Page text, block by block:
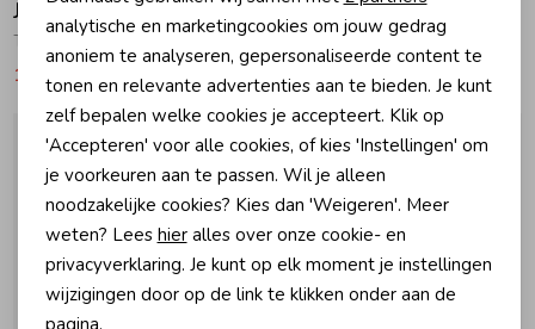
Jubel
T-shirt AOP - Lazy Lagoon 180 Fuchsia
10,99
Jubel
9,99 19,99
Marketing cookies
analytische en marketingcookies om jouw gedrag
anoniem te analyseren, gepersonaliseerde content te
tonen en relevante advertenties aan te bieden. Je kunt
zelf bepalen welke cookies je accepteert. Klik op
'Accepteren' voor alle cookies, of kies 'Instellingen' om
je voorkeuren aan te passen. Wil je alleen
noodzakelijke cookies? Kies dan 'Weigeren'. Meer
weten? Lees hieralles over onze cookie- en
privacyverklaring. Je kunt op elk moment je instellingen
wijzigingen door op de link te klikken onder aan de
pagina.